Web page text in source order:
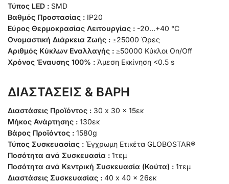
Τύπος LED : SMD
Βαθμός Προστασίας : IP20
Εύρος Θερμοκρασίας Λειτουργίας : -20…+40 °C
Ονομαστική Διάρκεια Ζωής : ≥25000 Ώρες
Αριθμός Κύκλων Εναλλαγής : ≥50000 Κύκλοι On/Off
Χρόνος Έναυσης 100% : Άμεση Εκκίνηση <0.5 s
ΔΙΑΣΤΑΣΕΙΣ & ΒΑΡΗ
Διαστάσεις Προϊόντος : 30 x 30 x 15εκ
Μήκος Ανάρτησης : 130εκ
Βάρος Προϊόντος : 1580g
Τύπος Συσκευασίας : Έγχρωμη Ετικέτα GLOBOSTAR®
Ποσότητα ανά Συσκευασία : 1τεμ
Ποσότητα ανά Κεντρική Συσκευασία (Κούτα) : 1τεμ
Διαστάσεις Συσκευασίας : 40 x 40 x 26εκ